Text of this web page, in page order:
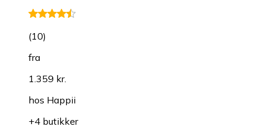
(10)
fra
1.359 kr.
hos Happii
+4 butikker